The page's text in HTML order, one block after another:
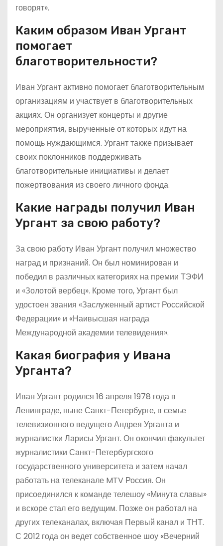
говорят».
Каким образом Иван Ургант
помогает
благотворительности?
Иван Ургант активно помогает благотворительным
организациям и участвует в благотворительных
акциях. Он организует концерты и другие
мероприятия, вырученные от которых идут на
помощь нуждающимся. Ургант также призывает
своих поклонников поддерживать
благотворительные инициативы и делает
пожертвования из своего личного фонда.
Какие награды получил Иван
Ургант за свою работу?
За свою работу Иван Ургант получил множество
наград и признаний. Он был номинирован и
победил в различных категориях на премии ТЭФИ
и «Золотой вербец». Кроме того, Ургант был
удостоен звания «Заслуженный артист Российской
Федерации» и «Наивысшая награда
Международной академии телевидения».
Какая биография у Ивана
Урганта?
Иван Ургант родился 16 апреля 1978 года в
Ленинграде, ныне Санкт-Петербурге, в семье
телевизионного ведущего Андрея Урганта и
журналистки Ларисы Ургант. Он окончил факультет
журналистики Санкт-Петербургского
государственного университета и затем начал
работать на телеканале MTV Россия. Он
присоединился к команде телешоу «Минута славы»
и вскоре стал его ведущим. Позже он работал на
других телеканалах, включая Первый канал и ТНТ.
С 2012 года он ведет собственное шоу «Вечерний